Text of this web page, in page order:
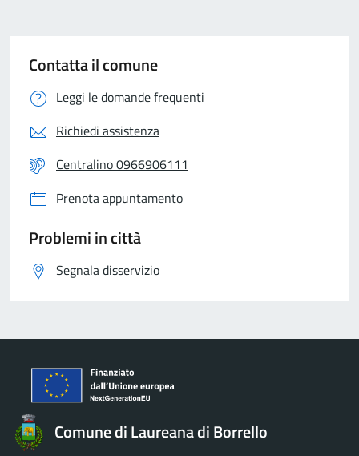
Contatta il comune
Leggi le domande frequenti
Richiedi assistenza
Centralino 0966906111
Prenota appuntamento
Problemi in città
Segnala disservizio
Comune di Laureana di Borrello